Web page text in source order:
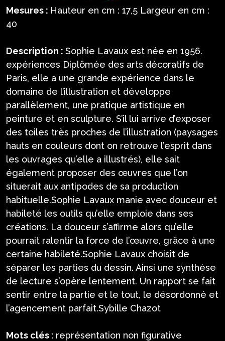
Mesures : Hauteur en cm : 17,5 Largeur en cm :
40
Description : Sophie Lavaux est née en 1956.
expériences Diplômée des arts décoratifs de
Paris, elle a une grande expérience dans le
domaine de l’illustration et développe
parallèlement, une pratique artistique en
peinture et en sculpture. S’il lui arrive d’exposer
des toiles très proches de l’illustration (paysages
hauts en couleurs dont on retrouve l’esprit dans
les ouvrages qu’elle a illustrés), elle sait
également proposer des œuvres que l’on
situerait aux antipodes de sa production
habituelle.Sophie Lavaux manie avec douceur et
habileté les outils qu’elle emploie dans ses
créations. La douceur s’affirme alors qu’elle
pourrait ralentir la force de l’œuvre, grâce à une
certaine habileté.Sophie Lavaux choisit de
séparer les parties du dessin. Ainsi une synthèse
de lecture s’opère lentement. Un rapport se fait
sentir entre la partie et le tout, le désordonné et
l’agencement parfait.Sybille Chazot
Mots clés : représentation non figurative